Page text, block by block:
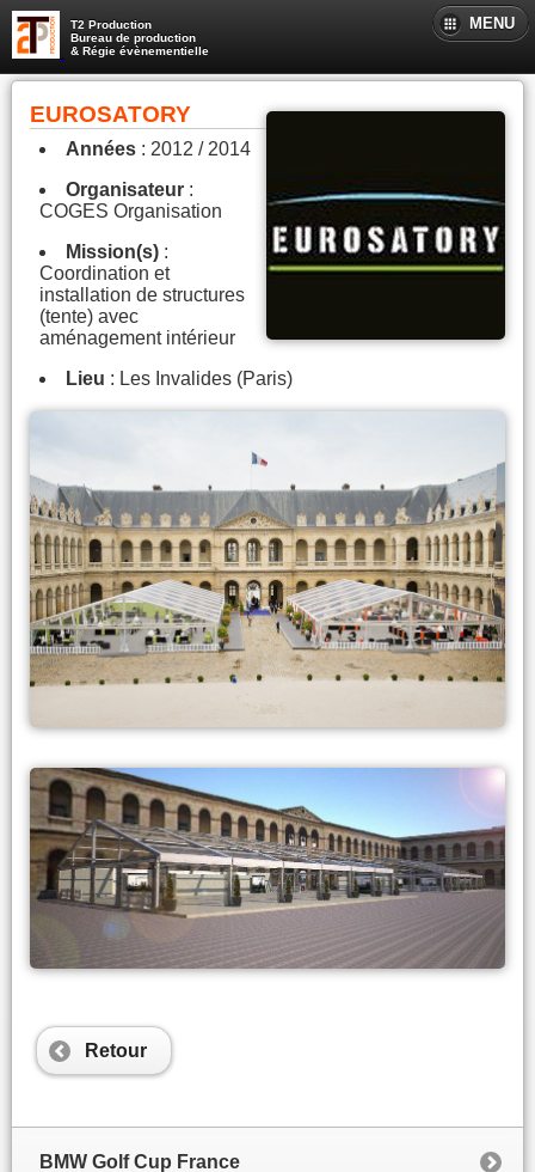
T2 Production
Bureau de production
& Régie évènementielle
MENU
EUROSATORY
Années : 2012 / 2014
Organisateur :
COGES Organisation
Mission(s) :
Coordination et
installation de structures
(tente) avec
aménagement intérieur
Lieu : Les Invalides (Paris)
Retour
BMW Golf Cup France